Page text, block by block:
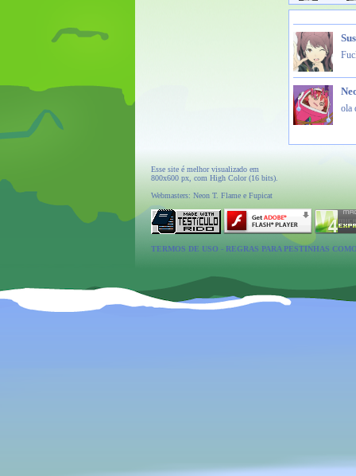
ola
Esse site é melhor visualizado em
800x600 px, com High Color (16 bits).
Webmasters: Neon T. Flame e Fupicat
TERMOS DE USO - REGRAS PARA PESTINHAS